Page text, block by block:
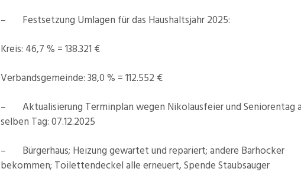
– Festsetzung Umlagen für das Haushaltsjahr 2025:
Kreis: 46,7 % = 138.321 €
Verbandsgemeinde: 38,0 % = 112.552 €
– Aktualisierung Terminplan wegen Nikolausfeier und Seniorentag
selben Tag: 07.12.2025
– Bürgerhaus; Heizung gewartet und repariert; andere Barhocker
bekommen; Toilettendeckel alle erneuert, Spende Staubsauger